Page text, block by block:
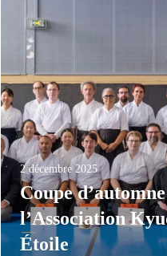
2 décembre 2025
Coupe
l’Association
Étoile